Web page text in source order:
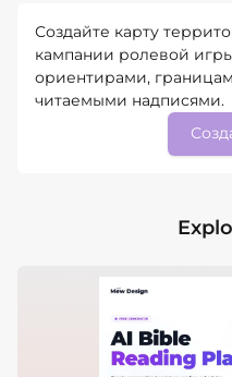
Создайте карту
кампании ролевой
ориентирами,
читаемыми надписями.